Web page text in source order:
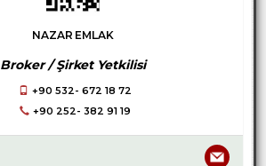
NAZAR EMLAK
Broker / Şirket Yetkilisi
+90 532- 672 18 72
+90 252- 382 91 19